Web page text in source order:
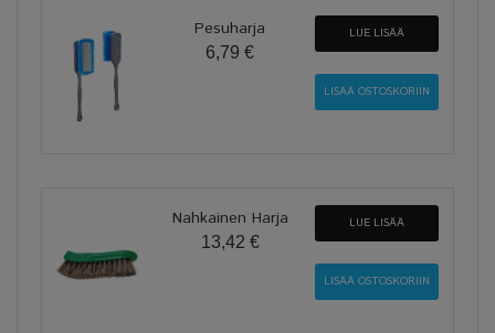
Pesuharja
6,79 €
LUE LISÄÄ
Nahkainen Harja
13,42 €
LUE LISÄÄ